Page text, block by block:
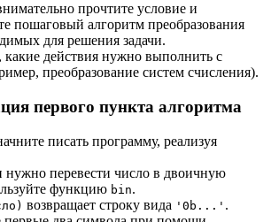
прочтите условие и
пошаговый алгоритм преобразования
для решения задачи.
какие действия нужно выполнить с
преобразование систем счисления).
первого пункта алгоритма
писать программу, реализуя
нужно перевести число в двоичную
функцию bin.
возвращает строку вида '0b...' .